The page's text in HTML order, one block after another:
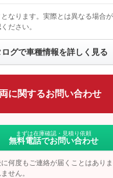
シートヒーター
：装備あり
フロントカメラ
：装備なし
全周囲カメラ
：装備なし
ルーフレール
：装備なし
ヘッドライトウ
なります。実際とは異なる場合
ださい。
ログで車種情報を詳しく見る
に関するお問い合わせ
まずは在庫確認・見積り依頼
無料電話でお問い合わせ
何度もご連絡が届くことはあり
せん。